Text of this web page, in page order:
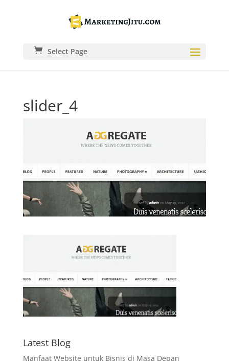
Select Page
slider_4
Latest Blog
Manfaat Website untuk Bisnis di Masa Depan